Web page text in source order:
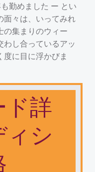
勤めました ー とい
面々は、いってみれ
の集まりのウィー
し合っているアッ
度に目に浮かびま
ド詳
シ